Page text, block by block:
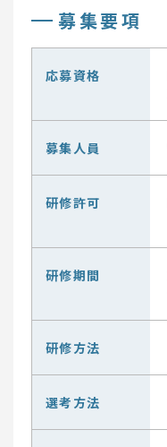
募集要項
応募資格
募集人員
研修許可
研修期間
研修方法
選考方法